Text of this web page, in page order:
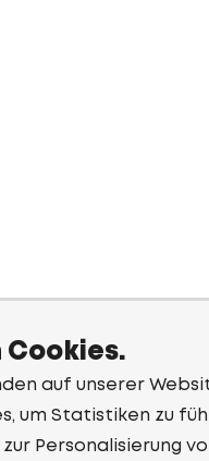
Cookies.
auf unserer
um Statistiken zu
Personalisierung